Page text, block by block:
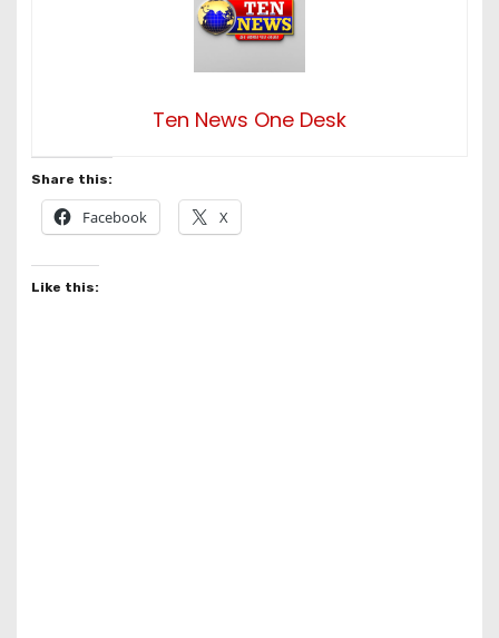
Ten News One Desk
Share this:
Facebook X
Like this: